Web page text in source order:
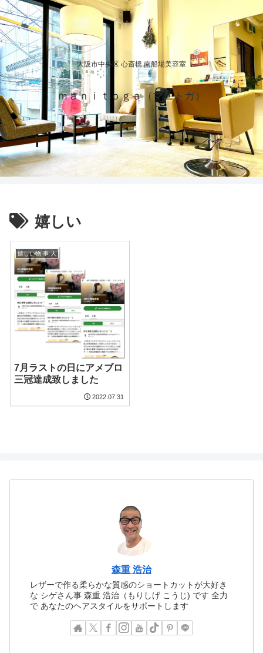
大阪市中央区 心斎橋 南船場美容室
ｍａｎｉｔｏｇａ（マニトガ）
嬉しい
嬉しい物 事 人
7月ラストの日にアメブロ
三冠達成致しました
2022.07.31
森重 浩治
レザーで作る柔らかな質感のショートカットが大好き
な シゲさん事 森重 浩治（もりしげ こうじ) です 全力
で あなたのヘアスタイルをサポートします